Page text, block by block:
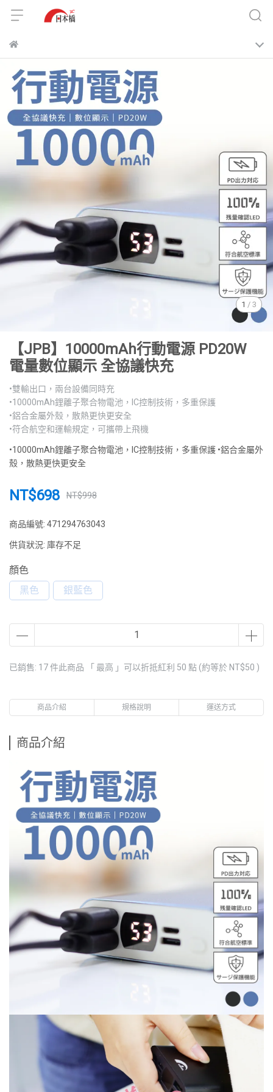
1 /3
【JPB】10000mAh行動電源 PD20W
電量數位顯示 全協議快充
•雙輸出口，兩台設備同時充
•10000mAh鋰離子聚合物電池，IC控制技術，多重保護
•鋁合金屬外殼，散熱更快更安全
•符合航空和運輸規定，可攜帶上飛機
•10000mAh鋰離子聚合物電池，IC控制技術，多重保護 •鋁合金屬外
殼，散熱更快更安全
NT$698 NT$998
商品編號:471294763043
供貨狀況:庫存不足
顏色
黑色
銀藍色
已銷售: 17 件此商品 「 最高 」可以折抵紅利 50 點 (約等於NT$50)
商品介紹 規格說明 運送方式
商品介紹